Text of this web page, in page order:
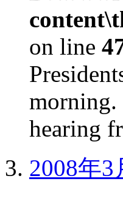
on line
morning.
hearing
2008年